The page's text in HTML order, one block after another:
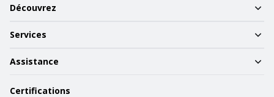
Découvrez
Services
Assistance
Certifications